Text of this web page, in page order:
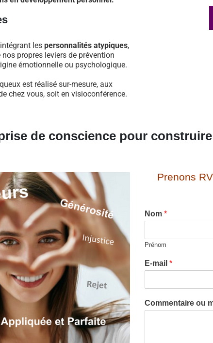
les personnalités atypiques,
propres leviers de prévention
émotionnelle ou psychologique.
est réalisé sur-mesure, aux
chez vous, soit en visioconférence.
de conscience pour
Prenons
Nom *
Prénom
E-mail *
Commentaire ou